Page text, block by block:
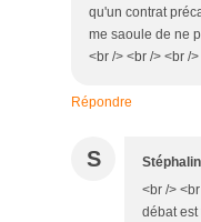
qu'un contrat
me saoule de ne
<br /> <br /> <br />
Répondre
S
<br />
débat est